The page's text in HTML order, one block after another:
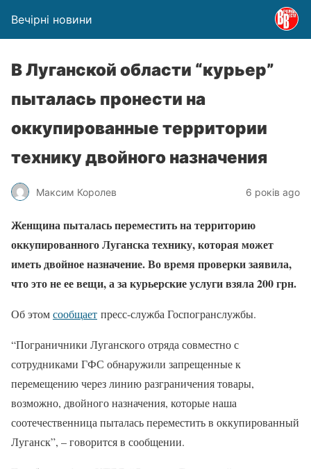
Вечірні новини
В Луганской области “курьер”
пыталась пронести на
оккупированные территории
технику двойного назначения
Максим Королев 6 років ago
Женщина пыталась переместить на территорию
оккупированного Луганска технику, которая может
иметь двойное назначение. Во время проверки заявила,
что это не ее вещи, а за курьерские услуги взяла 200 грн.
Об этомсообщает пресс-служба Госпогранслужбы.
“Пограничники Луганского отряда совместно с
сотрудниками ГФС обнаружили запрещенные к
перемещению через линию разграничения товары,
возможно, двойного назначения, которые наша
соотечественница пыталась переместить в оккупированный
Луганск”, – говорится в сообщении.